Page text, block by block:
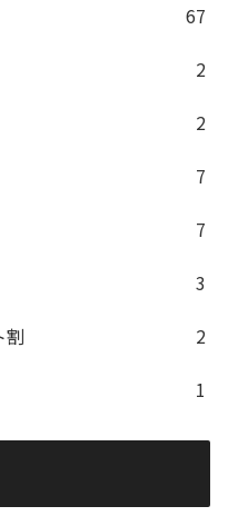
67
2
2
7
7
3
割
2
1